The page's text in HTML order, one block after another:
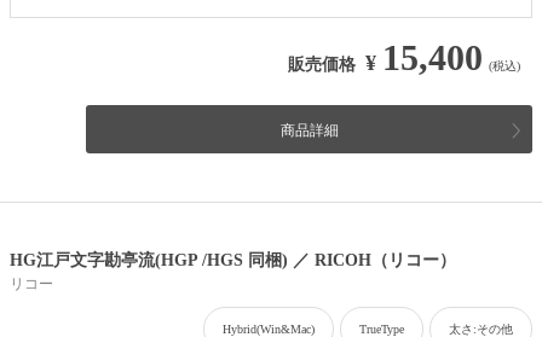
販売価格 ¥ 15,400 (税込)
商品詳細
HG江戸文字勘亭流(HGP /HGS 同梱) ／ RICOH（リコー）
リコー
Hybrid(Win&Mac) TrueType 太さ:その他